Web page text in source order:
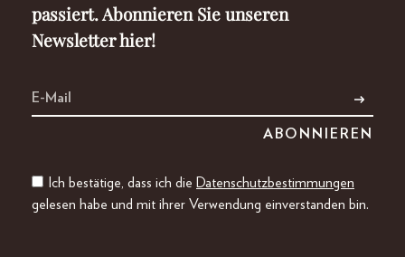
passiert. Abonnieren Sie unseren
Newsletter hier!
Ich bestätige, dass ich die Datenschutzbestimmungen
gelesen habe und mit ihrer Verwendung einverstanden bin.